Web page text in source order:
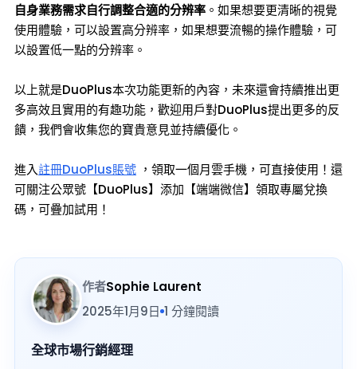
自身業務需求自行調整合適的分辨率 。如果想要更清晰的視覺
使用體驗，可以設置高分辨率，如果想要流暢的操作體驗，可
以設置低一點的分辨率。
以上就是DuoPlus本次功能更新的內容，未來還會持續推出更
多高效且實用的有趣功能，歡迎用戶對DuoPlus提出更多的反
饋，我們會收集您的寶貴意見並持續優化。
進入註冊DuoPlus賬號 ，領取一個月雲手機，可直接使用！還
可關注公眾號【DuoPlus】添加【端端微信】領取專屬兌換
碼，可疊加試用！
作者Sophie Laurent
2025年1月9日 1 分鐘閱讀
全球市場行銷經理